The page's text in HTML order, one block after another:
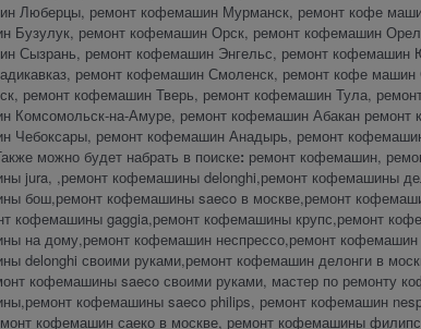
Люберцы, ремонт кофемашин Мурманск, ремонт кофе
Бузулук, ремонт кофемашин Орск, ремонт кофемашин
Сызрань, ремонт кофемашин Энгельс, ремонт
ремонт кофемашин Смоленск, ремонт кофе
ремонт кофемашин Тверь, ремонт кофемашин Тула,
Комсомольск-на-Амуре, ремонт кофемашин Абакан
Чебоксары, ремонт кофемашин Анадырь, ремонт
можно будет набрать в поиске: ремонт кофемашин,
jura, ,ремонт кофемашины delonghi,ремонт кофемашины
бош,ремонт кофемашины saeco в москве,ремонт
кофемашины gaggia,ремонт кофемашины крупс,ремонт
на дому,ремонт кофемашин неспрессо,ремонт
delonghi своими руками,ремонт кофемашин делонги в
кофемашины saeco своими руками, мастер по ремонту
кофемашины saeco philips, ремонт кофемашин
кофемашин саеко в москве, ремонт кофемашины